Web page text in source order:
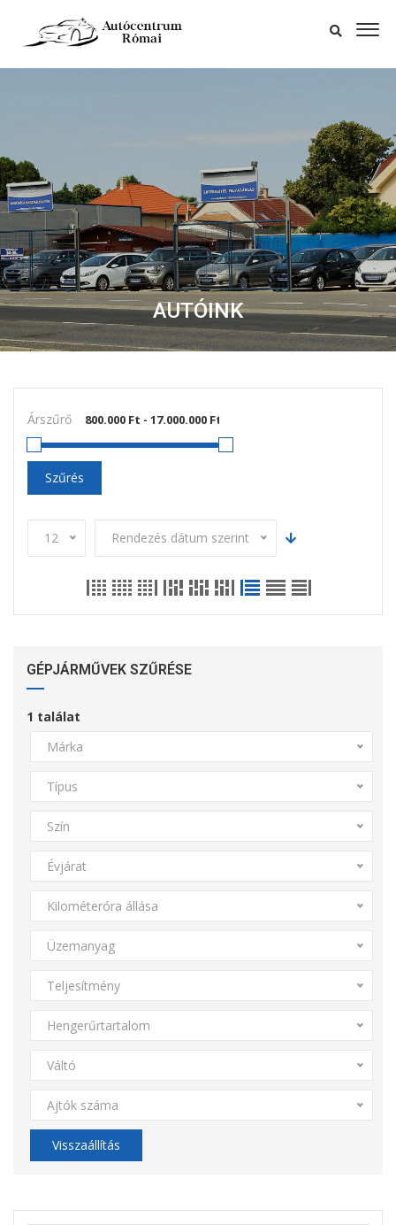
AUTÓINK
Árszűrő
Szűrés
12 Rendezés dátum szerint
GÉPJÁRMŰVEK SZŰRÉSE
1 találat
Márka
Típus
Szín
Évjárat
Kilométeróra állása
Üzemanyag
Teljesítmény
Hengerűrtartalom
Váltó
Ajtók száma
Visszaállítás